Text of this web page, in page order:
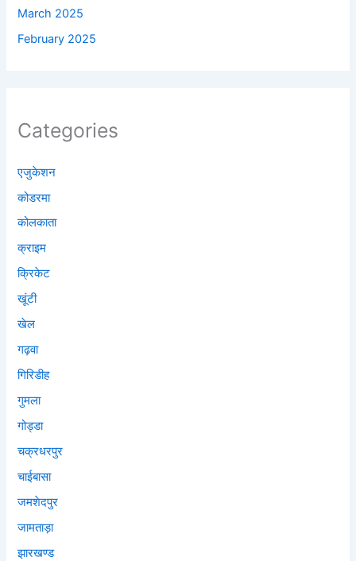
March 2025
February 2025
Categories
एजुकेशन
कोडरमा
कोलकाता
क्राइम
क्रिकेट
खूंटी
खेल
गढ़वा
गिरिडीह
गुमला
गोड्डा
चक्रधरपुर
चाईबासा
जमशेदपुर
जामताड़ा
झारखण्ड